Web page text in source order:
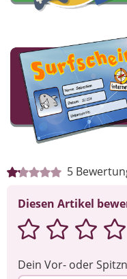
5
Diesen Artikel
Dein Vor- oder